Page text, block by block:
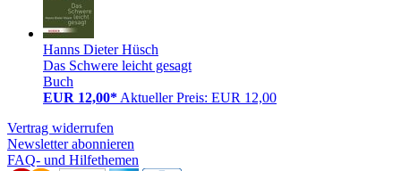
Hanns Dieter Hüsch
Das Schwere leicht gesagt
Buch
EUR 12,00* Aktueller Preis: EUR 12,00
Vertrag widerrufen
Newsletter abonnieren
FAQ- und Hilfethemen